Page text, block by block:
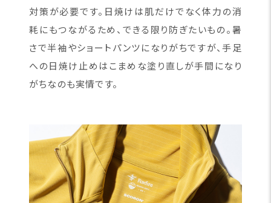
対策が必要です。日焼けは肌だけでなく体力の消
耗にもつながるため、できる限り防ぎたいもの。暑
さで半袖やショートパンツになりがちですが、手足
への日焼け止めはこまめな塗り直しが手間になり
がちなのも実情です。